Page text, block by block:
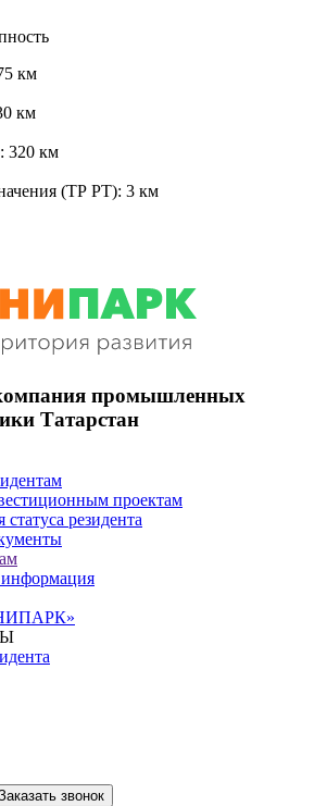
км
км
320 км
(ТР РТ): 3 км
промышленных
Татарстан
проектам
резидента
звонок